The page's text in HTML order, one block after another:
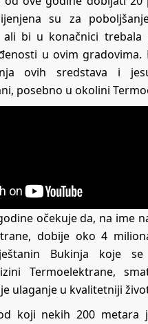
su za
ali bi u konačnici trebala
u ovim gradovima.
ovih sredstava i
posebno u okolini
očekuje da, na ime
dobije oko 4
Bukinja koje
Termoelektrane,
ulaganje u kvalitetniji
koji nekih 200 metara